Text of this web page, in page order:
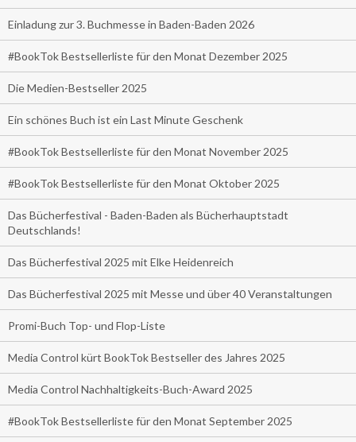
Einladung zur 3. Buchmesse in Baden-Baden 2026
#BookTok Bestsellerliste für den Monat Dezember 2025
Die Medien-Bestseller 2025
Ein schönes Buch ist ein Last Minute Geschenk
#BookTok Bestsellerliste für den Monat November 2025
#BookTok Bestsellerliste für den Monat Oktober 2025
Das Bücherfestival - Baden-Baden als Bücherhauptstadt
Deutschlands!
Das Bücherfestival 2025 mit Elke Heidenreich
Das Bücherfestival 2025 mit Messe und über 40 Veranstaltungen
Promi-Buch Top- und Flop-Liste
Media Control kürt BookTok Bestseller des Jahres 2025
Media Control Nachhaltigkeits-Buch-Award 2025
#BookTok Bestsellerliste für den Monat September 2025